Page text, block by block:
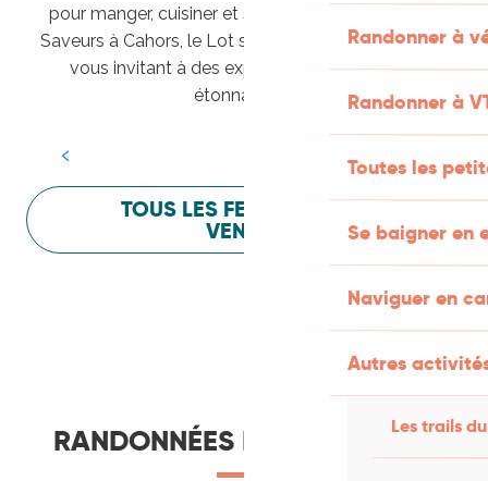
Randonner à
Randonner à
Toutes les
Se baigner en
Naviguer en
Autres
Les trails
pour manger, cuisiner et s’amuser pendant Lot of
Saveurs à Cahors, le Lot sait vous mettre à l’aise en
vous invitant à des expériences sensorielles
étonnantes !
Festival Lot of Saveurs
TOUS LES FESTIVALS À
VENIR
RANDONNÉES ET ITINÉRANCE